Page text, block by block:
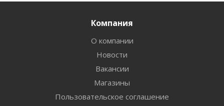
Компания
О компании
Новости
Вакансии
Магазины
Пользовательское соглашение